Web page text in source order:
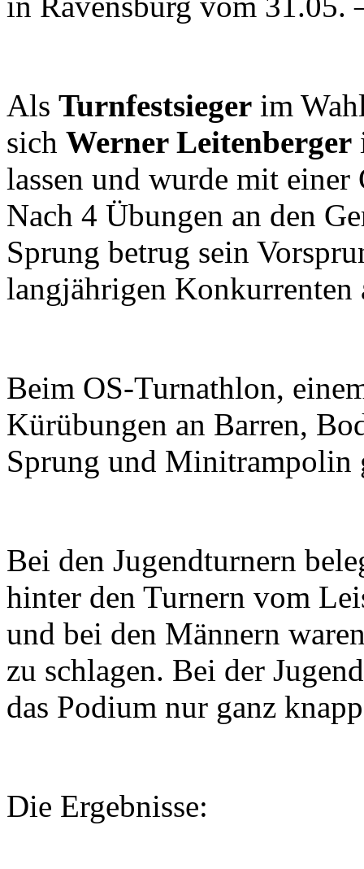
Als Turnfestsieger im
sich Werner Leitenberger
lassen und wurde mit
Nach 4 Übungen an den
Sprung betrug sein
langjährigen Konkurrenten
Beim OS-Turnathlon,
Kürübungen an Barren,
Sprung und Minitrampolin
Bei den Jugendturnern
hinter den Turnern vom
und bei den Männern
zu schlagen. Bei der
das Podium nur ganz
Die Ergebnisse: